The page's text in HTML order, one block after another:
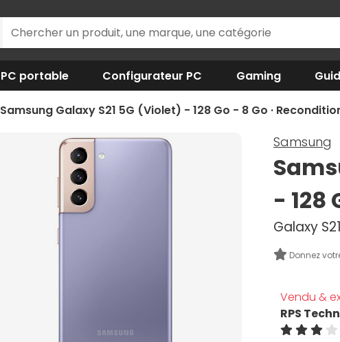
PC portable Configurateur PC Gaming
Samsung Galaxy S21 5G (Violet) - 128 Go - 8 Go ·
Samsung
- 128
Galaxy
Donnez
Vendu &
RPS